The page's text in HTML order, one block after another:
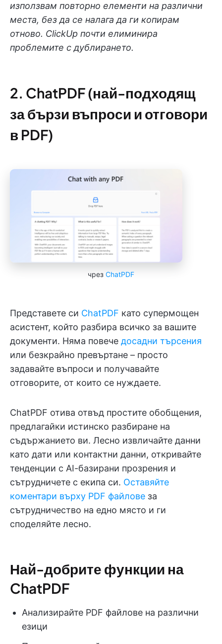
използвам повторно елементи на различни
места, без да се налага да ги копирам
отново. ClickUp почти елиминира
проблемите с дублирането.
2. ChatPDF (най-подходящ
за бързи въпроси и отговори
в PDF)
чрез ChatPDF
Представете си ChatPDF като супермощен
асистент, който разбира всичко за вашите
документи. Няма повече досадни търсения
или безкрайно превъртане – просто
задавайте въпроси и получавайте
отговорите, от които се нуждаете.
ChatPDF отива отвъд простите обобщения,
предлагайки истинско разбиране на
съдържанието ви. Лесно извличайте данни
като дати или контактни данни, откривайте
тенденции с AI-базирани прозрения и
сътрудничете с екипа си. Оставяйте
коментари върху PDF файлове за
сътрудничество на едно място и ги
споделяйте лесно.
Най-добрите функции на
ChatPDF
Анализирайте PDF файлове на различни
езици